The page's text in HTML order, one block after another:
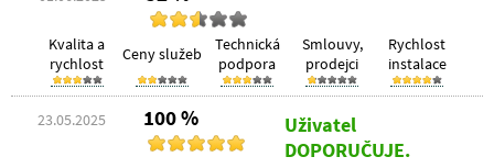
Kvalita a
rychlost
Ceny služeb
Technická
podpora
Smlouvy,
prodejci
Rychlost
instalace
23.05.2025 100 %
Uživatel
DOPORUČUJE.